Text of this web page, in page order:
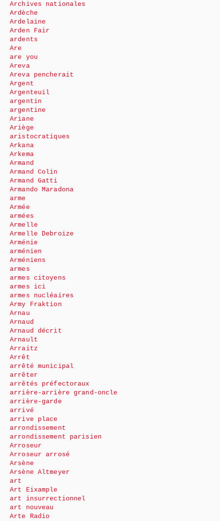
Archives nationales
Ardèche
Ardelaine
Arden Fair
ardents
Are
are you
Areva
Areva pencherait
Argent
Argenteuil
argentin
argentine
Ariane
Ariège
aristocratiques
Arkana
Arkema
Armand
Armand Colin
Armand Gatti
Armando Maradona
arme
Armée
armées
Armelle
Armelle Debroize
Arménie
arménien
Arméniens
armes
armes citoyens
armes ici
armes nucléaires
Army Fraktion
Arnau
Arnaud
Arnaud décrit
Arnault
Arraitz
Arrêt
arrêté municipal
arrêter
arrêtés préfectoraux
arrière-arrière grand-oncle
arrière-garde
arrivé
arrive place
arrondissement
arrondissement parisien
Arroseur
Arroseur arrosé
Arsène
Arsène Altmeyer
art
Art Eixample
art insurrectionnel
art nouveau
Arte Radio